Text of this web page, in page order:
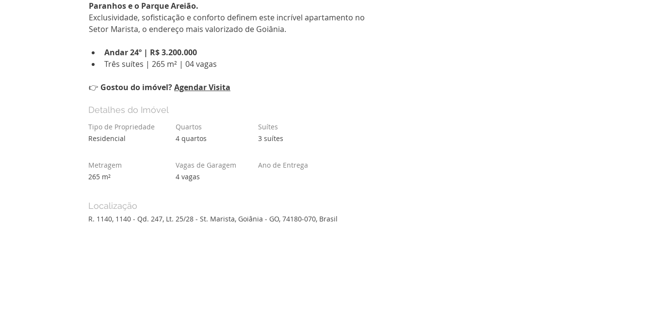
Paranhos e o Parque Areião.
Exclusividade, sofisticação e conforto definem este incrível apartamento no
Setor Marista, o endereço mais valorizado de Goiânia.
Andar 24º | R$ 3.200.000
Três suítes | 265 m² | 04 vagas
👉 Gostou do imóvel? Agendar Visita
Detalhes do Imóvel
Tipo de Propriedade
Residencial
Quartos
4 quartos
Suítes
3 suítes
Metragem
265 m²
Vagas de Garagem
4 vagas
Ano de Entrega
Localização
R. 1140, 1140 - Qd. 247, Lt. 25/28 - St. Marista, Goiânia - GO, 74180-070, Brasil